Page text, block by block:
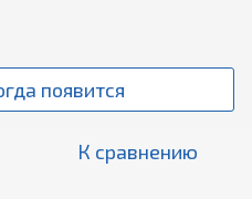
появится
К сравнению